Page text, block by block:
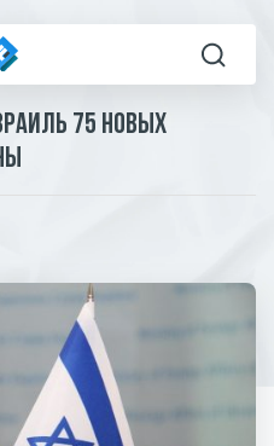
Технологии
Пресса
Статьи
75 новых